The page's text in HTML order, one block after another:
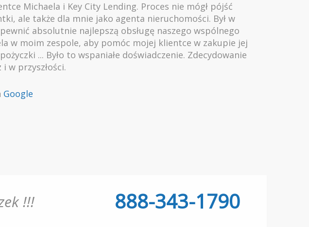
Michaela i Key City Lending. Proces nie mógł pójść
ale także dla mnie jako agenta nieruchomości. Był w
absolutnie najlepszą obsługę naszego wspólnego
w moim zespole, aby pomóc mojej klientce w zakupie jej
... Było to wspaniałe doświadczenie. Zdecydowanie
w przyszłości.
Google
!!! 888-343-1790